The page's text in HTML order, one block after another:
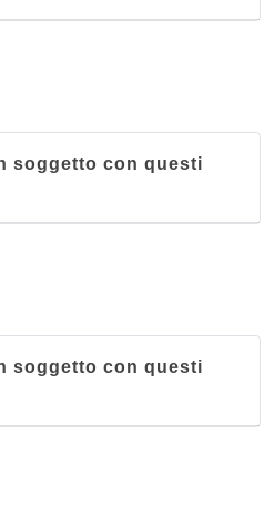
soggetto con questi
soggetto con questi